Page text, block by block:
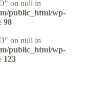
on null in
public_html/wp-
98
on null in
public_html/wp-
123